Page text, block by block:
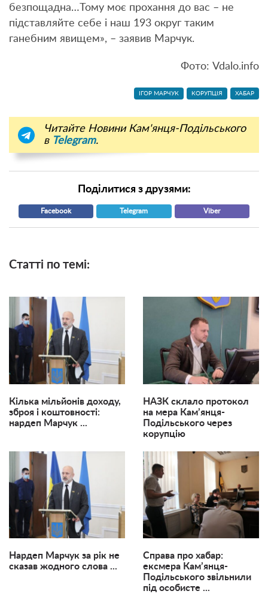
безпощадна…Тому моє прохання до вас – не
підставляйте себе і наш 193 округ таким
ганебним явищем», – заявив Марчук.
Фото: Vdalo.info
ІГОР МАРЧУК КОРУПЦІЯ ХАБАР
Читайте Новини Кам'янця-Подільського
в Telegram.
Поділитися з друзями:
Facebook Telegram Viber
Статті по темі:
Кілька мільйонів доходу,
зброя і коштовності:
нардеп Марчук ...
НАЗК склало протокол
на мера Кам’янця-
Подільського через
корупцію
Нардеп Марчук за рік не
сказав жодного слова ...
Справа про хабар:
ексмера Кам’янця-
Подільського звільнили
під особисте ...